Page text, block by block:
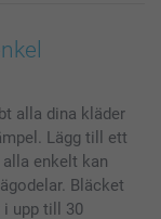
alla dina kläder
Lägg till ett
enkelt kan
Bläcket
i upp till 30